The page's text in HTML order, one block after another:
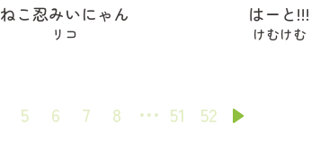
ねこ忍みいにゃん
リコ
はーと!!!
けむけむ
5 6 7 8 51 52